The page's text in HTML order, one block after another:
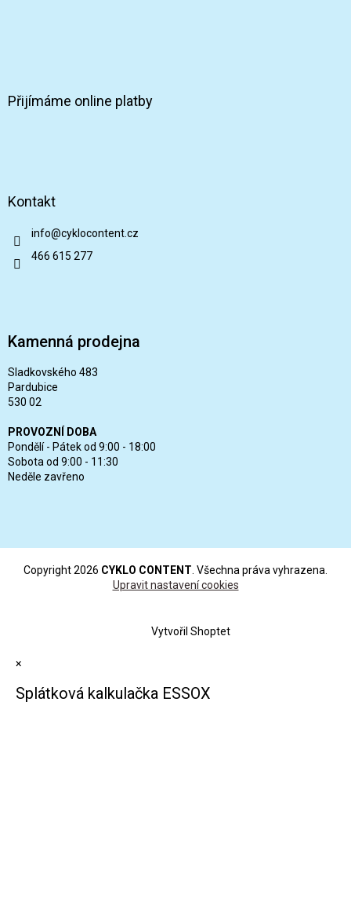
Přijímáme online platby
Kontakt
info@cyklocontent.cz
466 615 277
Kamenná prodejna
Sladkovského 483
Pardubice
530 02
PROVOZNÍ DOBA
Pondělí - Pátek od 9:00 - 18:00
Sobota od 9:00 - 11:30
Neděle zavřeno
Vytvořil Shoptet
Copyright 2026 CYKLO CONTENT . Všechna práva vyhrazena.
Upravit nastavení cookies
×
Splátková kalkulačka ESSOX